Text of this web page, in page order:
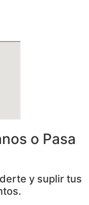
o Pasa
y suplir tus